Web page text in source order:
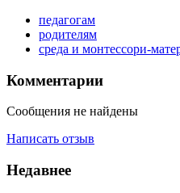
педагогам
родителям
среда и монтессори-
Комментарии
Сообщения не найдены
Написать отзыв
Недавнее